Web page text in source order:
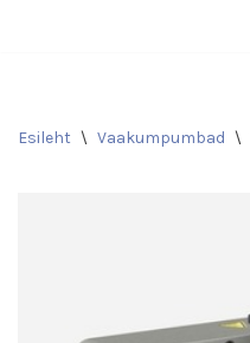
Esileht \ Vaakumpumbad \